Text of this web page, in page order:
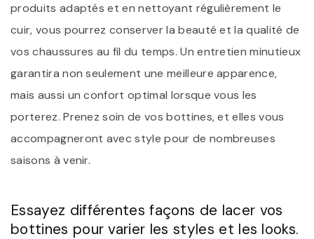
produits adaptés et en nettoyant régulièrement le
cuir, vous pourrez conserver la beauté et la qualité de
vos chaussures au fil du temps. Un entretien minutieux
garantira non seulement une meilleure apparence,
mais aussi un confort optimal lorsque vous les
porterez. Prenez soin de vos bottines, et elles vous
accompagneront avec style pour de nombreuses
saisons à venir.
Essayez différentes façons de lacer vos
bottines pour varier les styles et les looks.